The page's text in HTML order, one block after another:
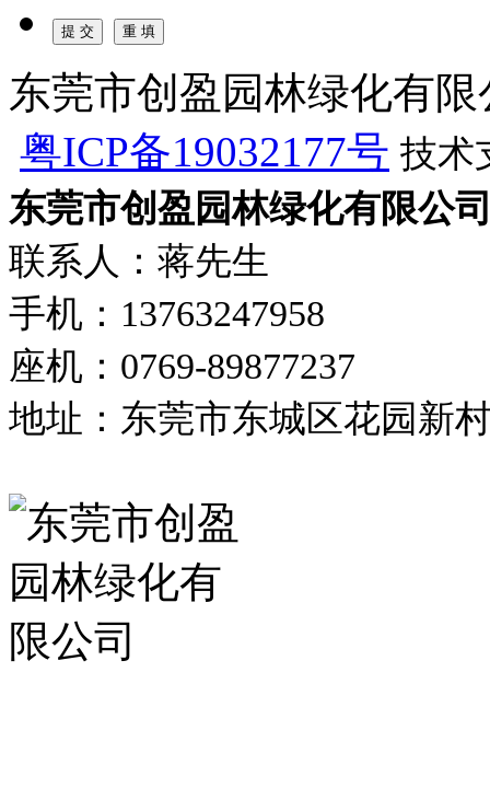
东莞市创盈园林绿化有
粤ICP备19032177号 技术
东莞市创盈园林绿化有限公
联系人：蒋先生
手机：13763247958
座机：0769-89877237
地址：东莞市东城区花园新